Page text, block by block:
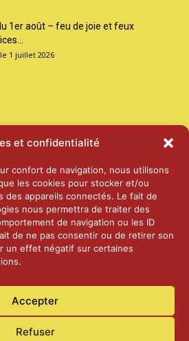
et confidentialité
confort de navigation, nous utilisons
les cookies pour stocker et/ou
des appareils connectés. Le fait de
nous permettra de traiter des
de navigation ou les ID
de ne pas consentir ou de retirer son
un effet négatif sur certaines
Accepter
Refuser
1er août – feu de joie et feux
1 juillet 2026
Laiterie d’Orsières et Abbaye de St-
25 juin 2026
Palais Fédéral – Berne
25 juin 2026
14 janvier 2025